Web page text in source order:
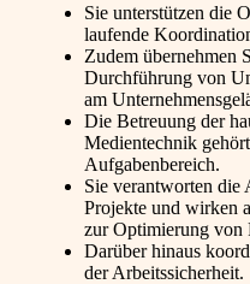
Sie unterstützen die
laufende
Zudem übernehmen
Durchführung von
am
Die Betreuung der
Medientechnik
Aufgabenbereich.
Sie verantworten die
Projekte und wirken
zur Optimierung von
Darüber hinaus
der Arbeitssicherheit.